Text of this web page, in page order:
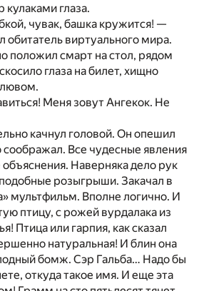
кулаками глаза.
чувак, башка кружится! —
обитатель виртуального мира.
положил смарт на стол, рядом
глаза на билет, хищно
Меня зовут Ангекок. Не
качнул головой. Он опешил
Все чудесные явления
Наверняка дело рук
розыгрыши. Закачал в
мультфильм. Вполне логично. И
птицу, с рожей вурдалака из
Птица или гарпия, как сказал
натуральная! И блин она
бомж. Сэр Гальба… Надо бы
откуда такое имя. И еще эта